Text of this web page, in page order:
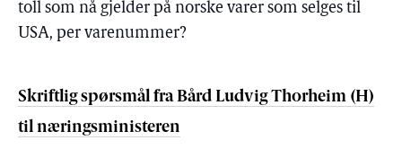
toll som nå gjelder på norske varer som selges til
USA, per varenummer?
Skriftlig spørsmål fra Bård Ludvig Thorheim (H)
til næringsministeren